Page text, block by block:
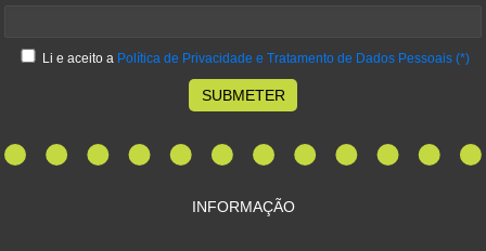
Li e aceito a Política de Privacidade e Tratamento de Dados Pessoais (*)
SUBMETER
INFORMAÇÃO